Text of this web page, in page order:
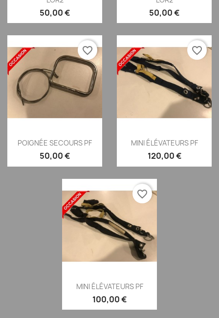
50,00 € 50,00 €
Aperçu rapide
POIGNÉE SECOURS PF
50,00 €
favorite_border
Aperçu rapide
MINI ÉLÉVATEURS PF
120,00 €
favorite_border
Aperçu rapide
MINI ÉLÉVATEURS PF
100,00 €
favorite_border